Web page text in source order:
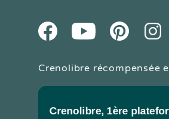
FacebookYoutube Pintereset
Crenolibre récompensée